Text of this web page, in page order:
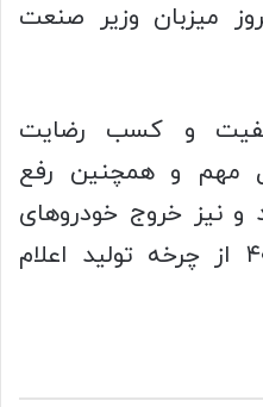
میزبان وزیر صنعت
و کسب رضایت
مهم و همچنین رفع
و نیز خروج خودروهای
تیبا، ساینا ،سمند و ۴۰۵ از چرخه تولید اعلام